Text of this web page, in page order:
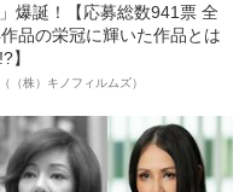
爆誕！【応募総数941票 全
品の栄冠に輝いた作品とは
】
（株）キノフィルムズ）